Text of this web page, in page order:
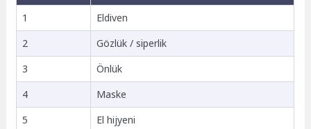
1
Eldiven
2
Gözlük / siperlik
3
Önlük
4
Maske
5
El hijyeni